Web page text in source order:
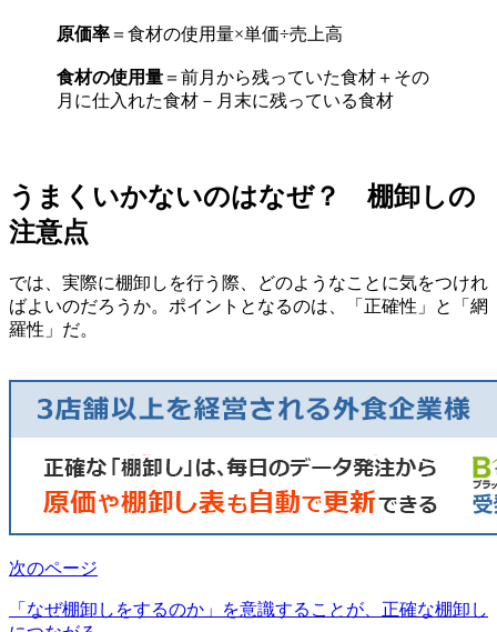
原価率 ＝食材の使用量×単価÷売上高
食材の使用量 ＝前月から残っていた食材＋その
月に仕入れた食材－月末に残っている食材
うまくいかないのはなぜ？ 棚卸しの
注意点
では、実際に棚卸しを行う際、どのようなことに気をつけれ
ばよいのだろうか。ポイントとなるのは、「正確性」と「網
羅性」だ。
次のページ
「なぜ棚卸しをするのか」を意識することが、正確な棚卸し